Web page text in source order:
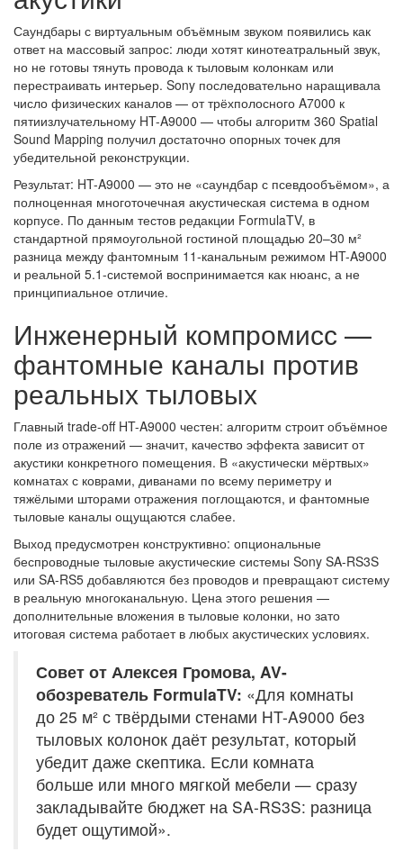
Саундбары с виртуальным объёмным звуком появились как
ответ на массовый запрос: люди хотят кинотеатральный звук,
но не готовы тянуть провода к тыловым колонкам или
перестраивать интерьер. Sony последовательно наращивала
число физических каналов — от трёхполосного A7000 к
пятиизлучательному HT-A9000 — чтобы алгоритм 360 Spatial
Sound Mapping получил достаточно опорных точек для
убедительной реконструкции.
Результат: HT-A9000 — это не «саундбар с псевдообъёмом», а
полноценная многоточечная акустическая система в одном
корпусе. По данным тестов редакции FormulaTV, в
стандартной прямоугольной гостиной площадью 20–30 м²
разница между фантомным 11-канальным режимом HT-A9000
и реальной 5.1-системой воспринимается как нюанс, а не
принципиальное отличие.
Инженерный компромисс —
фантомные каналы против
реальных тыловых
Главный trade-off HT-A9000 честен: алгоритм строит объёмное
поле из отражений — значит, качество эффекта зависит от
акустики конкретного помещения. В «акустически мёртвых»
комнатах с коврами, диванами по всему периметру и
тяжёлыми шторами отражения поглощаются, и фантомные
тыловые каналы ощущаются слабее.
Выход предусмотрен конструктивно: опциональные
беспроводные тыловые акустические системы Sony SA-RS3S
или SA-RS5 добавляются без проводов и превращают систему
в реальную многоканальную. Цена этого решения —
дополнительные вложения в тыловые колонки, но зато
итоговая система работает в любых акустических условиях.
Совет от Алексея Громова, AV-
обозреватель FormulaTV: «Для комнаты
до 25 м² с твёрдыми стенами HT-A9000 без
тыловых колонок даёт результат, который
убедит даже скептика. Если комната
больше или много мягкой мебели — сразу
закладывайте бюджет на SA-RS3S: разница
будет ощутимой».